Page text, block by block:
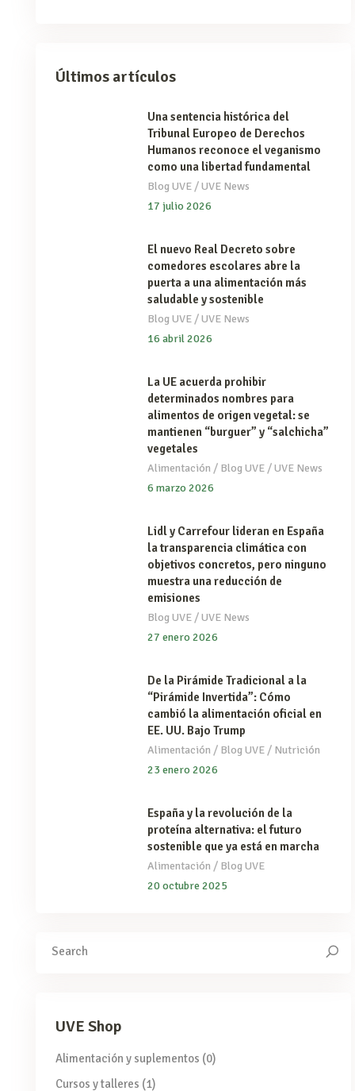
Últimos artículos
Una sentencia histórica del
Tribunal Europeo de Derechos
Humanos reconoce el veganismo
como una libertad fundamental
Blog UVE/UVE News
17 julio 2026
El nuevo Real Decreto sobre
comedores escolares abre la
puerta a una alimentación más
saludable y sostenible
Blog UVE/UVE News
16 abril 2026
La UE acuerda prohibir
determinados nombres para
alimentos de origen vegetal: se
mantienen “burguer” y “salchicha”
vegetales
Alimentación / Blog UVE/UVE News
6 marzo 2026
Lidl y Carrefour lideran en España
la transparencia climática con
objetivos concretos, pero ninguno
muestra una reducción de
emisiones
Blog UVE/UVE News
27 enero 2026
De la Pirámide Tradicional a la
“Pirámide Invertida”: Cómo
cambió la alimentación oficial en
EE. UU. Bajo Trump
Alimentación / Blog UVE/ Nutrición
23 enero 2026
España y la revolución de la
proteína alternativa: el futuro
sostenible que ya está en marcha
Alimentación / Blog UVE
20 octubre 2025
UVE Shop
Alimentación y suplementos (0)
Cursos y talleres (1)